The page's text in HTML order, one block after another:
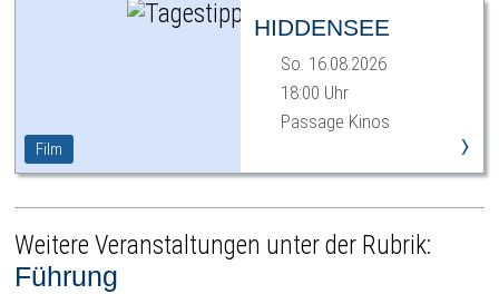
Film
HIDDENSEE
So. 16.08.2026
18:00 Uhr
Passage Kinos
›
Weitere Veranstaltungen unter der Rubrik:
Führung